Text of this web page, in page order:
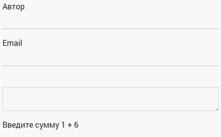
Автор
Email
Введите сумму 1 + 6